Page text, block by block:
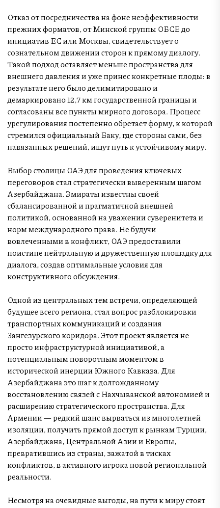
Отказ от посредничества на фоне неэффективности
прежних форматов, от Минской группы ОБСЕ до
инициатив ЕС или Москвы, свидетельствует о
сознательном движении сторон к прямому диалогу.
Такой подход оставляет меньше пространства для
внешнего давления и уже принес конкретные плоды: в
результате него было делимитировано и
демаркировано 12,7 км государственной границы и
согласованы все пункты мирного договора. Процесс
урегулирования постепенно обретает форму, к которой
стремился официальный Баку, где стороны сами, без
навязанных решений, ищут путь к устойчивому миру.
Выбор столицы ОАЭ для проведения ключевых
переговоров стал стратегически выверенным шагом
Азербайджана. Эмираты известны своей
сбалансированной и прагматичной внешней
политикой, основанной на уважении суверенитета и
норм международного права. Не будучи
вовлеченными в конфликт, ОАЭ предоставили
поистине нейтральную и дружественную площадку для
диалога, создав оптимальные условия для
конструктивного обсуждения.
Одной из центральных тем встречи, определяющей
будущее всего региона, стал вопрос разблокировки
транспортных коммуникаций и создания
Зангезурского коридора. Этот проект является не
просто инфраструктурной инициативой, а
потенциальным поворотным моментом в
исторической инерции Южного Кавказа. Для
Азербайджана это шаг к долгожданному
восстановлению связей с Нахчыванской автономией и
расширению стратегического пространства. Для
Армении — редкий шанс вырваться из многолетней
изоляции, получить прямой доступ к рынкам Турции,
Азербайджана, Центральной Азии и Европы,
превратившись из страны, зажатой в тисках
конфликтов, в активного игрока новой региональной
реальности.
Несмотря на очевидные выгоды, на пути к миру стоят